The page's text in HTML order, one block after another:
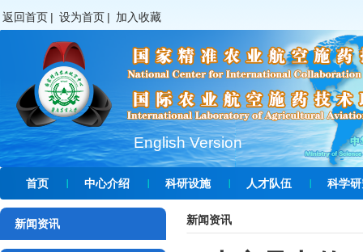
返回首页 | 设为首页 | 加入收藏
English Version
首页 中心介绍 科研设施 人才队伍 科学
新闻资讯 新闻资讯